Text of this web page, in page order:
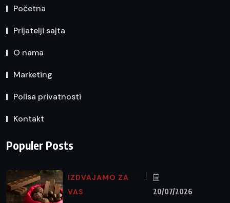
Početna
Prijatelji sajta
O nama
Marketing
Polisa privatnosti
Kontakt
Populer Posts
IZDVAJAMO ZA
VAS
20/07/2026